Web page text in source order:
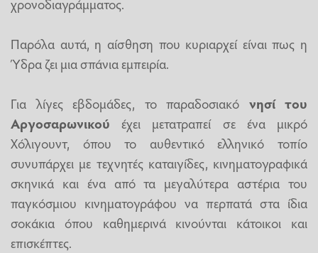
Παρόλα αυτά, η αίσθηση που κυριαρχεί είναι πως η
Ύδρα ζει μια σπάνια εμπειρία.
Για λίγες εβδομάδες, το παραδοσιακό νησί του
Αργοσαρωνικού έχει μετατραπεί σε ένα μικρό
Χόλιγουντ, όπου το αυθεντικό ελληνικό τοπίο
συνυπάρχει με τεχνητές καταιγίδες, κινηματογραφικά
σκηνικά και ένα από τα μεγαλύτερα αστέρια του
παγκόσμιου κινηματογράφου να περπατά στα ίδια
σοκάκια όπου καθημερινά κινούνται κάτοικοι και
επισκέπτες.